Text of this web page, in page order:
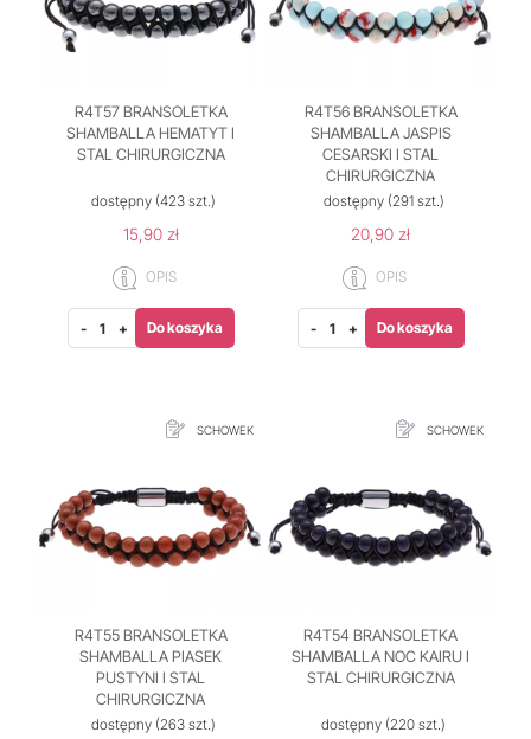
R4T57 BRANSOLETKA
SHAMBALLA HEMATYT I
STAL CHIRURGICZNA
dostępny (423 szt.)
15,90 zł
OPIS
- + Do koszyka
R4T56 BRANSOLETKA
SHAMBALLA JASPIS
CESARSKI I STAL
CHIRURGICZNA
dostępny(291 szt.)
20,90 zł
OPIS
- + Do koszyka
SCHOWEK
R4T55 BRANSOLETKA
SHAMBALLA PIASEK
PUSTYNI I STAL
CHIRURGICZNA
dostępny (263 szt.)
SCHOWEK
R4T54 BRANSOLETKA
SHAMBALLA NOC KAIRU I
STAL CHIRURGICZNA
dostępny (220 szt.)